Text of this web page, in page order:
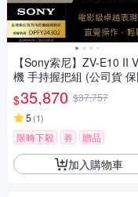
【Sony索尼】ZV-E10 II
機 手持握把組 (公司貨
+6個月)
$35,870 $37,757
5 (1)
限時下殺 券 贈品
加入購物車